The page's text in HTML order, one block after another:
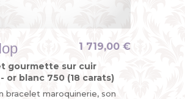
gourmette sur cuir
or blanc 750 (18 carats)
bracelet maroquinerie, son
1 719,00 €